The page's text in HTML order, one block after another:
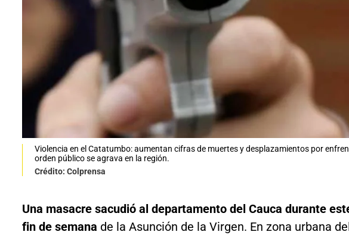
Violencia en el Catatumbo: aumentan cifras de muertes y desplazamientos por
orden público se agrava en la región.
Crédito: Colprensa
Una masacre sacudió al departamento del Cauca durante
fin de semana de la Asunción de la Virgen. En zona urbana